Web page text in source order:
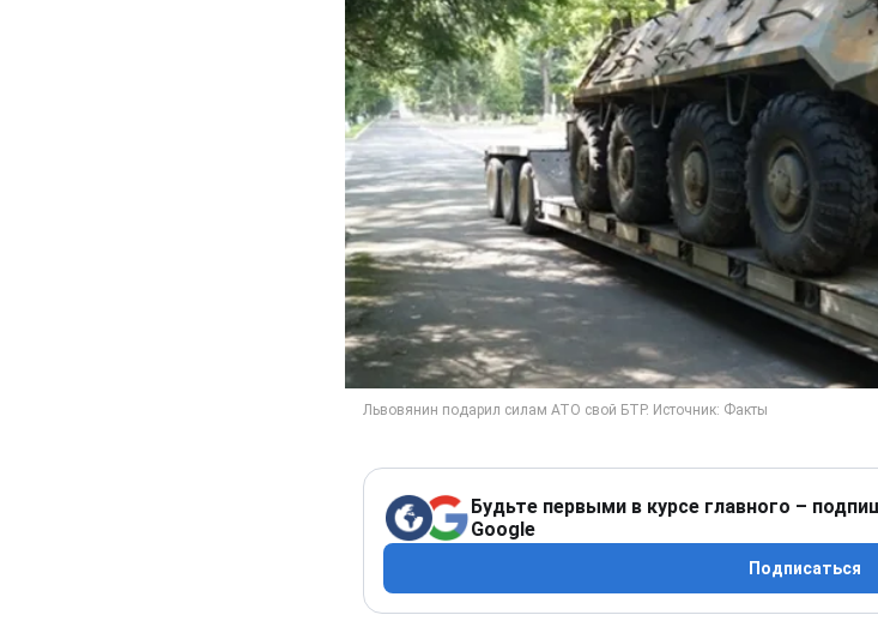
Будьте первыми в курсе главного –
Google
Подписаться